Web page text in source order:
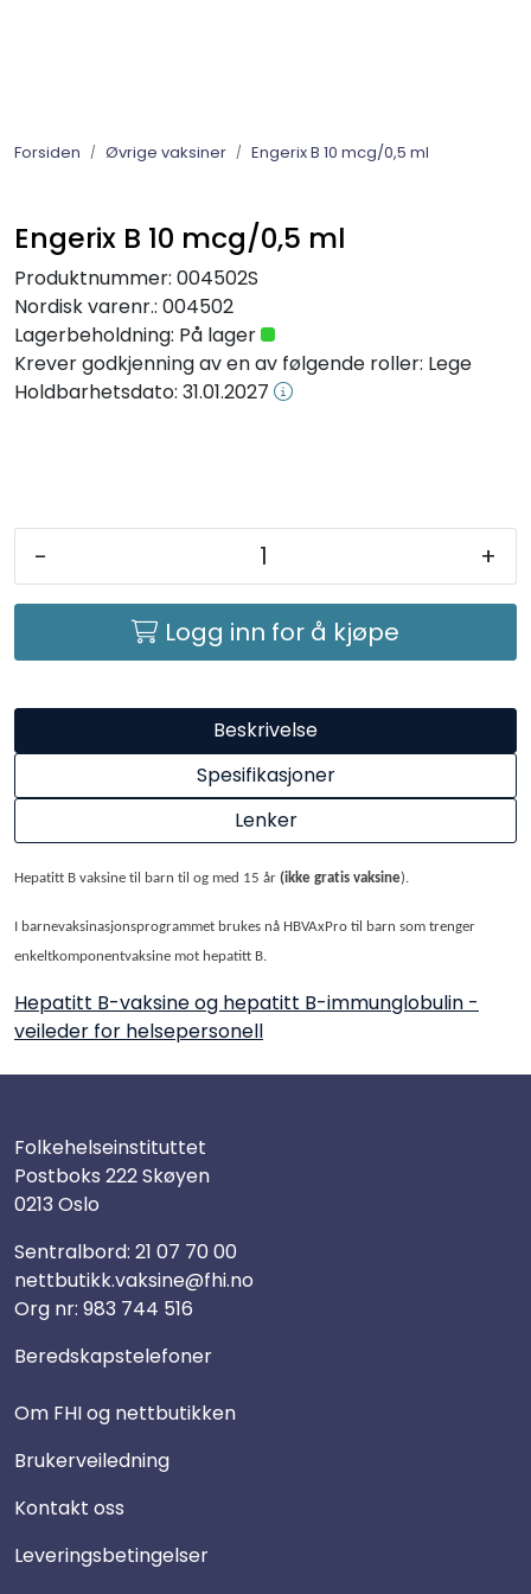
Forsiden Øvrige vaksiner Engerix B 10 mcg/0,5 ml
Engerix B 10 mcg/0,5 ml
Produktnummer: 004502S
Nordisk varenr.: 004502
Lagerbeholdning: På lager
Krever godkjenning av en av følgende roller: Lege
Holdbarhetsdato: 31.01.2027
- +
Logg inn for å kjøpe
Beskrivelse
Spesifikasjoner
Lenker
Hepatitt B vaksine til barn til og med 15 år (ikke gratis vaksine).
I barnevaksinasjonsprogrammet brukes nå HBVAxPro til barn som trenger
enkeltkomponentvaksine mot hepatitt B.
Hepatitt B-vaksine og hepatitt B-immunglobulin -
veileder for helsepersonell
Folkehelseinstituttet
Postboks 222 Skøyen
0213 Oslo
Sentralbord: 21 07 70 00
nettbutikk.vaksine@fhi.no
Org nr: 983 744 516
Beredskapstelefoner
Om FHI og nettbutikken
Brukerveiledning
Kontakt oss
Leveringsbetingelser
Influensavaksine 2026-2027
Øvrige vaksiner
Immunglobuliner
Gratis vaksiner til voksne flyktninger